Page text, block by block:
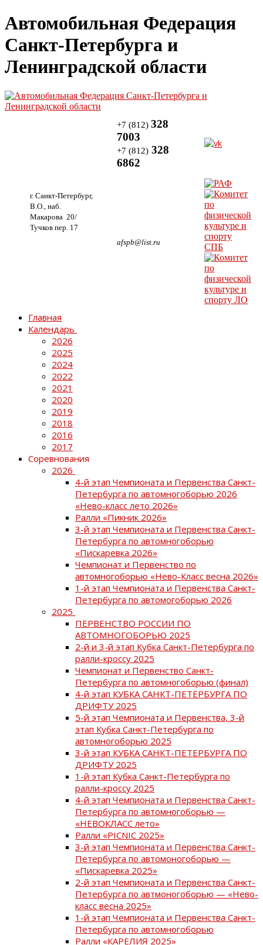
Автомобильная Федерация
Санкт-Петербурга и
Ленинградской области
г. Санкт-Петербург,
В.О., наб.
Макарова 20/
Тучков пер. 17
+7 (812) 328
7003
+7 (812) 328
6862
afspb@list.ru
Главная
Календарь
2026
2025
2024
2022
2021
2020
2019
2018
2016
2017
Соревнования
2026
4-й этап Чемпионата и Первенства Санкт-
Петербурга по автомногоборью 2026
«Нево-класс лето 2026»
Ралли «Пикник 2026»
3-й этап Чемпионата и Первенства Санкт-
Петербурга по автомногоборью
«Пискаревка 2026»
Чемпионат и Первенство по
автомногоборью «Нево-Класс весна 2026»
1-й этап Чемпионата и Первенства Санкт-
Петербурга по автомогоборью 2026
2025
ПЕРВЕНСТВО РОССИИ ПО
АВТОМНОГОБОРЬЮ 2025
2-й и 3-й этап Кубка Санкт-Петербурга по
ралли-кроссу 2025
Чемпионат и Первенство Санкт-
Петербурга по автомногоборью (финал)
4-й этап КУБКА САНКТ-ПЕТЕРБУРГА ПО
ДРИФТУ 2025
5-й этап Чемпионата и Первенства, 3-й
этап Кубка Санкт-Петербурга по
автомногоборью 2025
3-й этап КУБКА САНКТ-ПЕТЕРБУРГА ПО
ДРИФТУ 2025
1-й этап Кубка Санкт-Петербурга по
ралли-кроссу 2025
4-й этап Чемпионата и Первенства Санкт-
Петербурга по автомногоборью —
«НЕВОКЛАСС лето»
Ралли «PICNIC 2025»
3-й этап Чемпионата и Первенства Санкт-
Петербурга по автомоногоборью —
«Пискаревка 2025»
2-й этап Чемпионата и Первенства Санкт-
Петербурга по автмоногоборью — «Нево-
класс весна 2025»
1-й этап Чемпионата и Первенства Санкт-
Петербурга по автомногоборью
Ралли «КАРЕЛИЯ 2025»